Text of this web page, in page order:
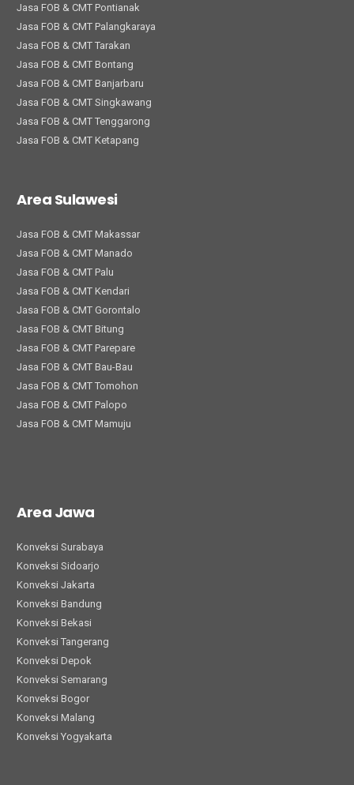
Jasa FOB & CMT Pontianak
Jasa FOB & CMT Palangkaraya
Jasa FOB & CMT Tarakan
Jasa FOB & CMT Bontang
Jasa FOB & CMT Banjarbaru
Jasa FOB & CMT Singkawang
Jasa FOB & CMT Tenggarong
Jasa FOB & CMT Ketapang
Area Sulawesi
Jasa FOB & CMT Makassar
Jasa FOB & CMT Manado
Jasa FOB & CMT Palu
Jasa FOB & CMT Kendari
Jasa FOB & CMT Gorontalo
Jasa FOB & CMT Bitung
Jasa FOB & CMT Parepare
Jasa FOB & CMT Bau-Bau
Jasa FOB & CMT Tomohon
Jasa FOB & CMT Palopo
Jasa FOB & CMT Mamuju
Area Jawa
Konveksi Surabaya
Konveksi Sidoarjo
Konveksi Jakarta
Konveksi Bandung
Konveksi Bekasi
Konveksi Tangerang
Konveksi Depok
Konveksi Semarang
Konveksi Bogor
Konveksi Malang
Konveksi Yogyakarta